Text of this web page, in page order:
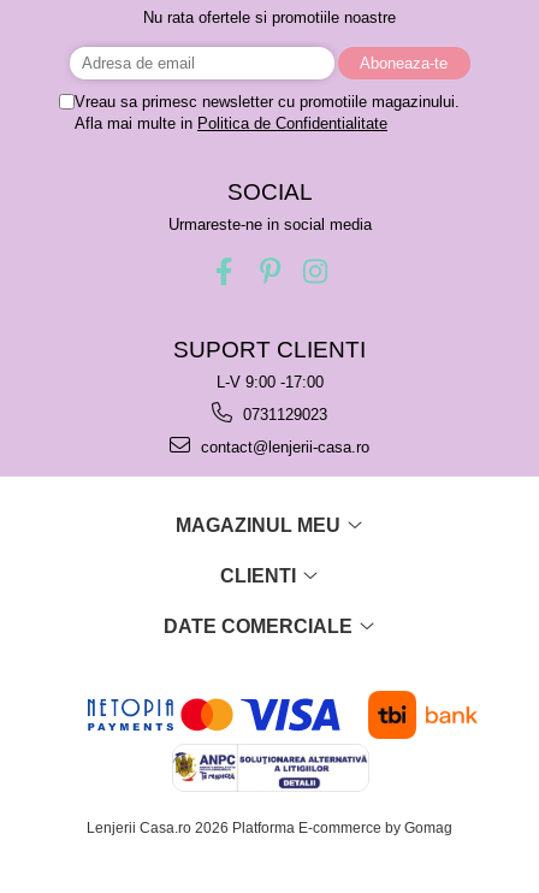
Nu rata ofertele si promotiile noastre
Vreau sa primesc newsletter cu promotiile magazinului.
Afla mai multe in Politica de Confidentialitate
SOCIAL
Urmareste-ne in social media
SUPORT CLIENTI
L-V 9:00 -17:00
0731129023
contact@lenjerii-casa.ro
MAGAZINUL MEU
CLIENTI
DATE COMERCIALE
Lenjerii Casa.ro 2026 Platforma E-commerce by Gomag